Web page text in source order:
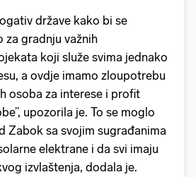
države kako bi se
za gradnju važnih
koji služe svima jednako
a ovdje imamo zloupotrebu
osoba za interese i profit
upozorila je. To se moglo
Zabok sa svojim sugrađanima
elektrane i da svi imaju
izvlaštenja, dodala je.